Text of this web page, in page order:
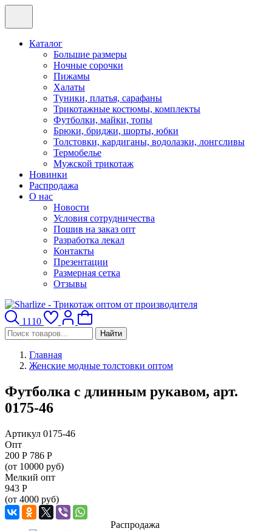
Каталог
Большие размеры
Ночные сорочки
Пижамы
Халаты
Туники, платья, сарафаны
Трикотажные костюмы, комплекты
Футболки, майки, топы
Брюки, бриджи, шорты, юбки
Толстовки, кардиганы, водолазки, лонгсливы
Термобелье
Мужской трикотаж
Новинки
Распродажа
О нас
Новости
Условия сотрудничества
Пошив на заказ опт
Разработка лекал
Контакты
Презентации
Размерная сетка
Отзывы
1110
Найти
Главная
Женские модные толстовки оптом
Футболка с длинным рукавом, арт.
0175-46
Артикул 0175-46
Опт
200 Р 786 Р
(от 10000 руб)
Мелкий опт
943 Р
(от 4000 руб)
Распродажа